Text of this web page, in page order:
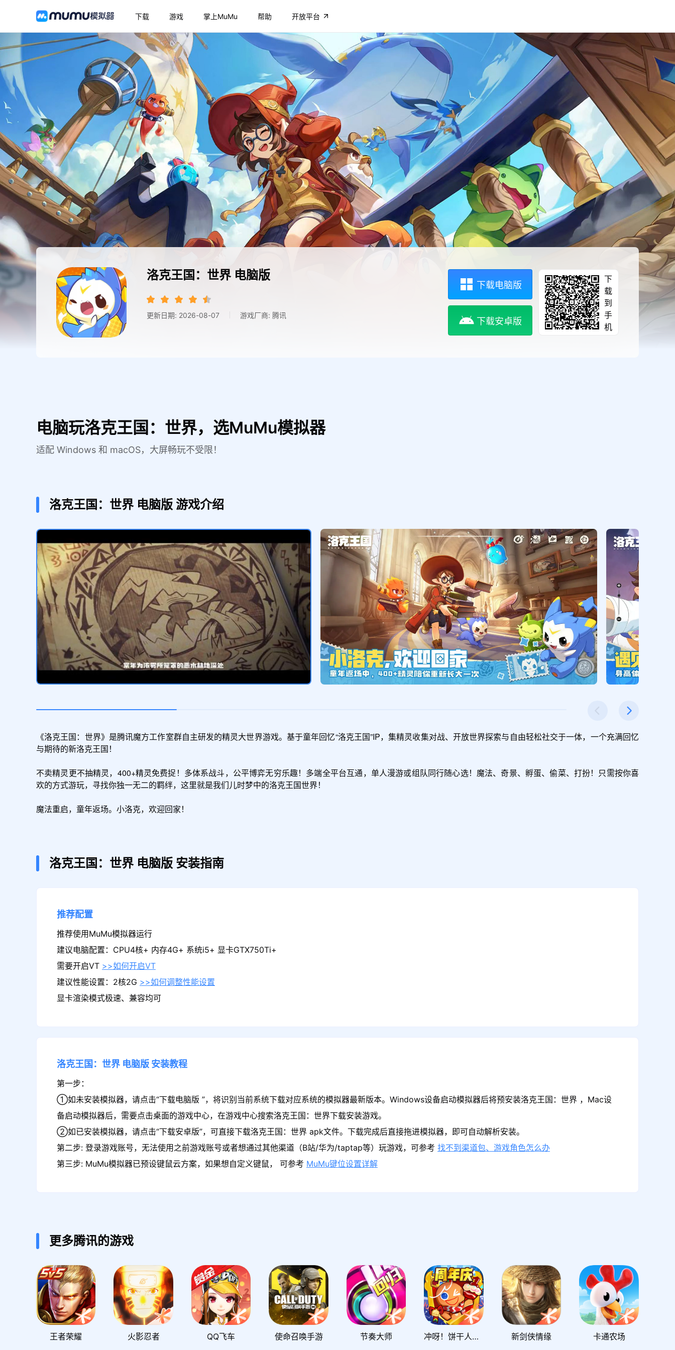
下载 游戏 掌上MuMu 帮助 开放平台
洛克王国：世界 电脑版
更新日期: 2026-08-07 游戏厂商: 腾讯
下载电脑版
下载安卓版
下
载
到
手
机
电脑玩洛克王国：世界，选MuMu模拟器
适配 Windows 和 macOS，大屏畅玩不受限！
洛克王国：世界 电脑版 游戏介绍
《洛克王国：世界》是腾讯魔方工作室群自主研发的精灵大世界游戏。基于童年回忆“洛克王国”IP，集精灵收集对战、开放世界探索与自由轻松社交于一体，一个充满回忆
与期待的新洛克王国！
不卖精灵更不抽精灵，400+精灵免费捉！多体系战斗，公平博弈无穷乐趣！多端全平台互通，单人漫游或组队同行随心选！魔法、奇景、孵蛋、偷菜、打扮！只需按你喜
欢的方式游玩，寻找你独一无二的羁绊，这里就是我们儿时梦中的洛克王国世界！
魔法重启，童年返场。小洛克，欢迎回家！
洛克王国：世界 电脑版 安装指南
推荐配置
推荐使用MuMu模拟器运行
建议电脑配置：CPU4核+ 内存4G+ 系统i5+ 显卡GTX750Ti+
需要开启VT >>如何开启VT
建议性能设置：2核2G >>如何调整性能设置
显卡渲染模式极速、兼容均可
洛克王国：世界 电脑版 安装教程
第一步：
①如未安装模拟器，请点击“下载电脑版 ”，将识别当前系统下载对应系统的模拟器最新版本。Windows设备启动模拟器后将预安装洛克王国：世界 ，Mac设
备启动模拟器后，需要点击桌面的游戏中心，在游戏中心搜索洛克王国：世界下载安装游戏。
②如已安装模拟器，请点击“下载安卓版”，可直接下载洛克王国：世界 apk文件。下载完成后直接拖进模拟器，即可自动解析安装。
第二步: 登录游戏账号，无法使用之前游戏账号或者想通过其他渠道（B站/华为/taptap等）玩游戏，可参考 找不到渠道包、游戏角色怎么办
第三步: MuMu模拟器已预设键鼠云方案，如果想自定义键鼠， 可参考 MuMu键位设置详解
更多腾讯的游戏
王者荣耀 火影忍者 QQ飞车 使命召唤手游 节奏大师 冲呀！饼干人：王国 新剑侠情缘 卡通农场